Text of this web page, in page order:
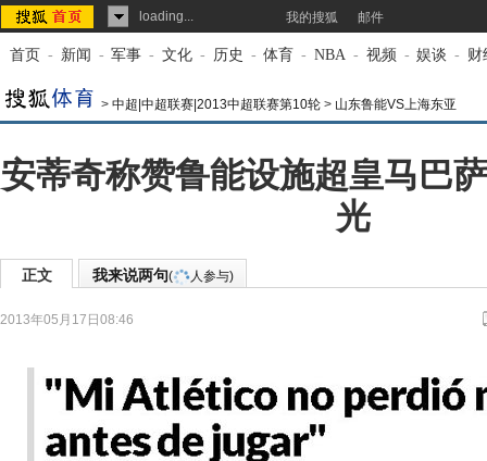
loading... 我的搜狐 邮件
首页 - 新闻 - 军事 - 文化 - 历史 - 体育 - NBA - 视频 - 娱谈 - 财
> 中超|中超联赛|2013中超联赛第10轮 > 山东鲁能VS上海东亚
安蒂奇称赞鲁能设施超皇马巴
光
正文 我来说两句( 人参与)
2013年05月17日08:46